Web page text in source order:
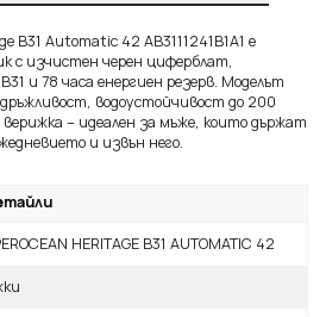
B31 Automatic 42 AB3111241B1A1 е
с изчистен черен циферблат,
и 78 часа енергиен резерв. Моделът
водоустойчивост до 200
– идеален за мъже, които държат
и извън него.
HERITAGE B31 AUTOMATIC 42